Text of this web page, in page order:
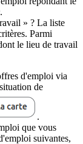
.
» ? La liste
Parmi
le lieu de travail
d'emploi via
de
.
que vous
suivantes,